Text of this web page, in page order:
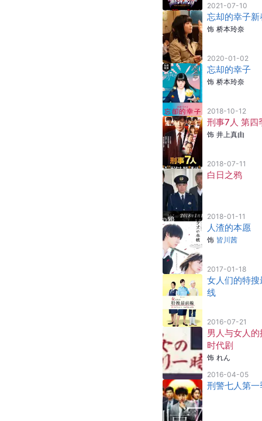
2021-07-10
忘却的幸子新
饰 桥本玲奈
2020-01-02
忘却的幸子
饰 桥本玲奈
2018-10-12
刑事7人 第四
饰 井上真由
2018-07-11
白日之鸦
2018-01-11
人渣的本愿
饰 皆川茜
2017-01-18
女人们的特搜
线
2016-07-21
男人与女人的
时代剧
饰 れん
2016-04-05
刑警七人第一